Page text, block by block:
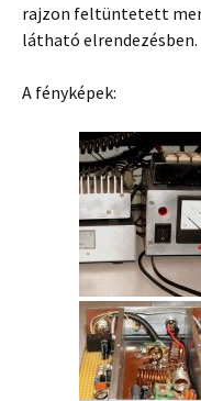
rajzon feltüntetett
látható elrendezésben.
A fényképek: